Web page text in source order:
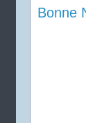
Bonne